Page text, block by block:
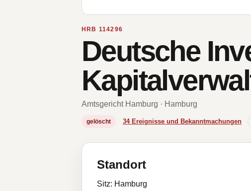
HRB 114296
Deutsche
Amtsgericht Hamburg · Hamburg
gelöscht 34 Ereignisse und Bekanntmachungen
Standort
Sitz: Hamburg